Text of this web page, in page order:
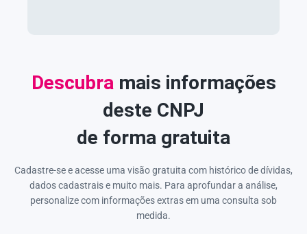
Descubra mais informações
deste CNPJ
de forma gratuita
Cadastre-se e acesse uma visão gratuita com histórico de dívidas,
dados cadastrais e muito mais. Para aprofundar a análise,
personalize com informações extras em uma consulta sob
medida.